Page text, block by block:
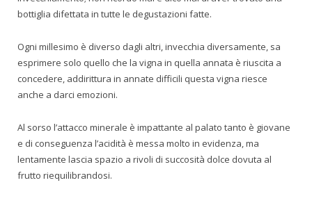
bottiglia difettata in tutte le degustazioni fatte.
Ogni millesimo è diverso dagli altri, invecchia diversamente, sa
esprimere solo quello che la vigna in quella annata è riuscita a
concedere, addirittura in annate difficili questa vigna riesce
anche a darci emozioni.
Al sorso l’attacco minerale è impattante al palato tanto è giovane
e di conseguenza l’acidità è messa molto in evidenza, ma
lentamente lascia spazio a rivoli di succosità dolce dovuta al
frutto riequilibrandosi.